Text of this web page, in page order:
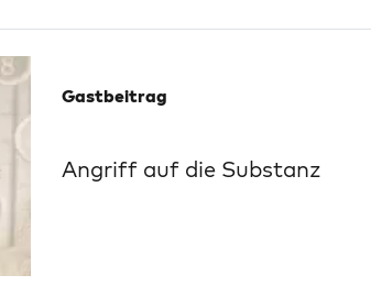
Gastbeitrag
Angriff auf die Substanz